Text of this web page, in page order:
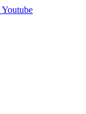
Youtube